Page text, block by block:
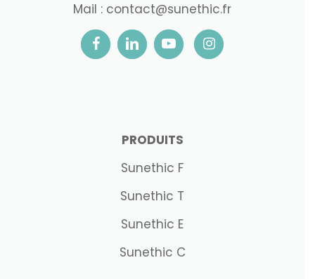
Mail : contact@sunethic.fr
PRODUITS
Sunethic F
Sunethic T
Sunethic E
Sunethic C